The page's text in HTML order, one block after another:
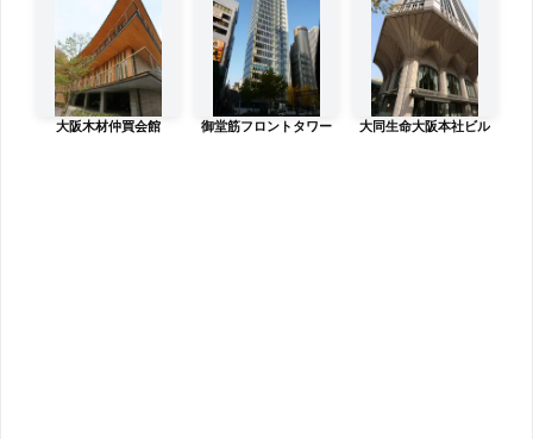
大阪木材仲買会館 御堂筋フロントタワー 大同生命大阪本社ビル